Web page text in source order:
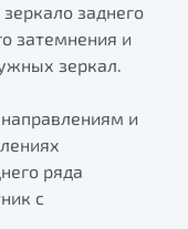
заднего
затемнения и
зеркал.
и
ряда
с